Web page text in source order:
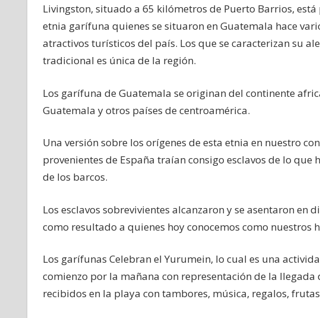
Livingston, situado a 65 kilómetros de Puerto Barrios,
etnia garífuna quienes se situaron en Guatemala hace
atractivos turísticos del país. Los que se caracterizan su
tradicional es única de la región.
Los garífuna de Guatemala se originan del continente
Guatemala y otros países de centroamérica.
Una versión sobre los orígenes de esta etnia en nuestro
provenientes de España traían consigo esclavos de lo
de los barcos.
Los esclavos sobrevivientes alcanzaron y se asentaron
como resultado a quienes hoy conocemos como nuestros
Los garífunas Celebran el Yurumein, lo cual es una
comienzo por la mañana con representación de la
recibidos en la playa con tambores, música, regalos,